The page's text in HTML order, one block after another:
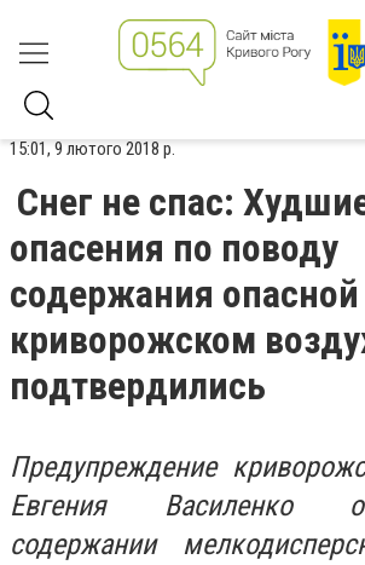
15:01, 9 лютого 2018 р.
Снег не спас:
опасения по поводу
содержания
криворожском
подтвердились
Предупреждение
Евгения Василенко
содержании